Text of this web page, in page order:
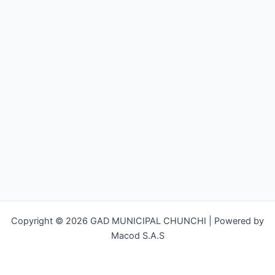
Copyright © 2026 GAD MUNICIPAL CHUNCHI | Powered by
Macod S.A.S